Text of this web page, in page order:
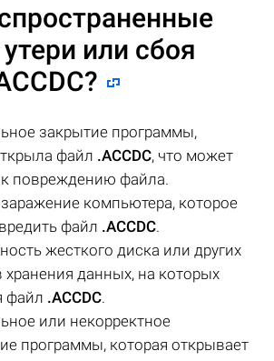
или сбоя
?
закрытие программы,
файл .ACCDC, что может
к повреждению файла.
компьютера, которое
файл .ACCDC.
жесткого диска или других
хранения данных, на которых
файл .ACCDC.
или некорректное
программы, которая открывает